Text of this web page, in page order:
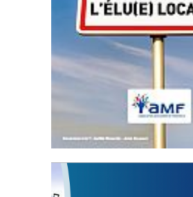
Statut de l’élu local
3 avril 2024